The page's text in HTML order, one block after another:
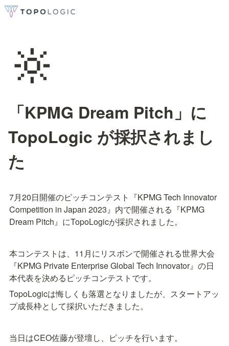
🔆
「KPMG Dream Pitch」に
TopoLogic が採択されまし
た
7月20日開催のピッチコンテスト『KPMG Tech Innovator
Competition in Japan 2023』内で開催される『KPMG
Dream Pitch』にTopoLogicが採択されました。
本コンテストは、11月にリスボンで開催される世界大会
『KPMG Private Enterprise Global Tech Innovator』の日
本代表を決めるピッチコンテストです。
TopoLogicは悔しくも落選となりましたが、スタートアッ
プ成長枠として採択いただきました。
当日はCEO佐藤が登壇し、ピッチを行います。